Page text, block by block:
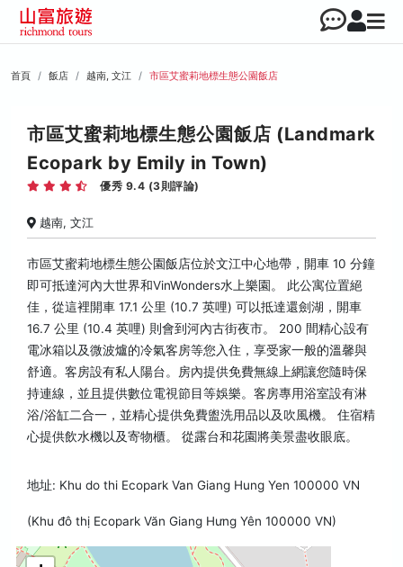
首頁 飯店 越南, 文江 市區艾蜜莉地標生態公園飯店
市區艾蜜莉地標生態公園飯店 (Landmark
Ecopark by Emily in Town)
優秀 9.4 (3則評論)
越南, 文江
市區艾蜜莉地標生態公園飯店位於文江中心地帶，開車 10 分鐘
即可抵達河內大世界和VinWonders水上樂園。 此公寓位置絕
佳，從這裡開車 17.1 公里 (10.7 英哩) 可以抵達還劍湖，開車
16.7 公里 (10.4 英哩) 則會到河內古街夜市。 200 間精心設有
電冰箱以及微波爐的冷氣客房等您入住，享受家一般的溫馨與
舒適。客房設有私人陽台。房內提供免費無線上網讓您隨時保
持連線，並且提供數位電視節目等娛樂。客房專用浴室設有淋
浴/浴缸二合一，並精心提供免費盥洗用品以及吹風機。 住宿精
心提供飲水機以及寄物櫃。 從露台和花園將美景盡收眼底。
地址: Khu do thi Ecopark Van Giang Hung Yen 100000 VN
(Khu đô thị Ecopark Văn Giang Hưng Yên 100000 VN)